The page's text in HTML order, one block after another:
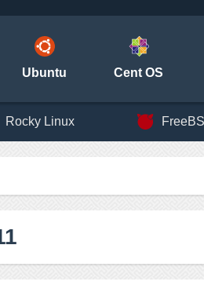
Ubuntu Cent OS
Rocky Linux